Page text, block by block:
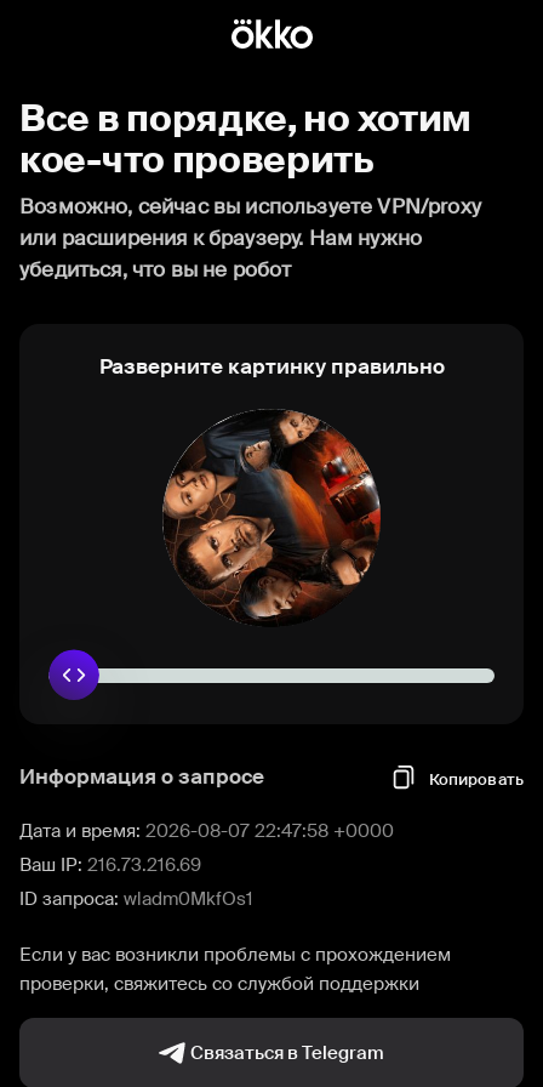
Все в порядке, но хотим
кое-что проверить
Возможно, сейчас вы используете VPN/proxy
или расширения к браузеру. Нам нужно
убедиться, что вы не робот
Разверните картинку правильно
Информация о запросе Копировать
Дата и время: 2026-08-07 22:47:58 +0000
Ваш IP: 216.73.216.69
ID запроса: wladm0MkfOs1
Если у вас возникли проблемы с прохождением
проверки, свяжитесь со службой поддержки
Связаться в Telegram